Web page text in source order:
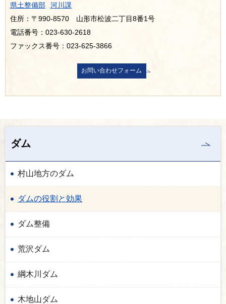
県土整備部
河川課
住所：〒990-8570 山形市松波二丁目8番1号
電話番号：023-630-2618
ファックス番号：023-625-3866
ダム
村山地方のダム
ダムの役割と効果
ダム整備
荒沢ダム
綱木川ダム
木地山ダム